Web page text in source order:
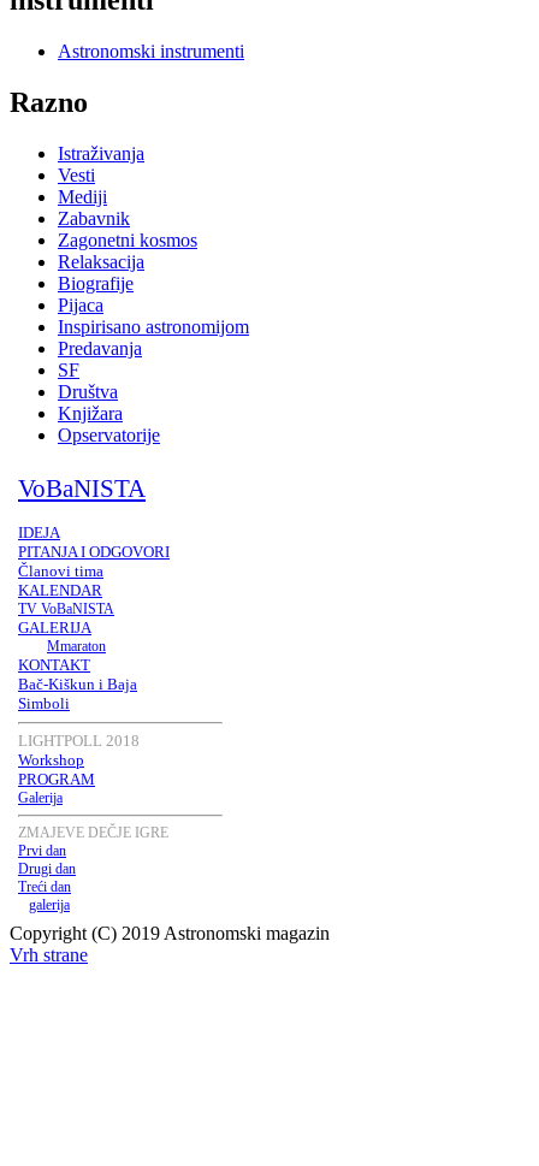
Astronomski instrumenti
Razno
Istraživanja
Vesti
Mediji
Zabavnik
Zagonetni kosmos
Relaksacija
Biografije
Pijaca
Inspirisano astronomijom
Predavanja
SF
Društva
Knjižara
Opservatorije
VoBaNISTA
IDEJA
PITANJA I ODGOVORI
Članovi tima
KALENDAR
TV VoBaNISTA
GALERIJA
Mmaraton
KONTAKT
Bač-Kiškun i Baja
Simboli
LIGHTPOLL 2018
Workshop
PROGRAM
Galerija
ZMAJEVE DEČJE IGRE
Prvi dan
Drugi dan
Treći dan
galerija
Copyright (C) 2019 Astronomski magazin
Vrh strane